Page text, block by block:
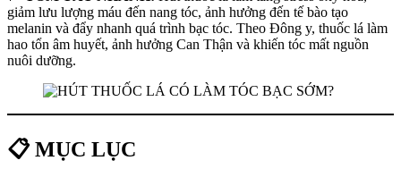
giảm lưu lượng máu đến nang tóc, ảnh hưởng đến tế bào tạo
melanin và đẩy nhanh quá trình bạc tóc. Theo Đông y, thuốc lá làm
hao tổn âm huyết, ảnh hưởng Can Thận và khiến tóc mất nguồn
nuôi dưỡng.
📋 MỤC LỤC